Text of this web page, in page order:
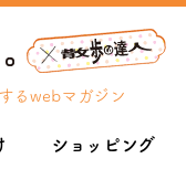
るwebマガジン
ショッピング